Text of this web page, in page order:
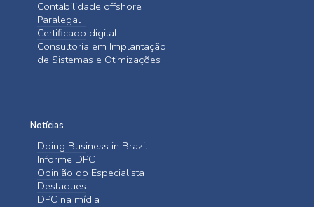
Contabilidade offshore
Paralegal
Certificado digital
Consultoria em Implantação
de Sistemas e Otimizações
Notícias
Doing Business in Brazil
Informe DPC
Opinião do Especialista
Destaques
DPC na mídia